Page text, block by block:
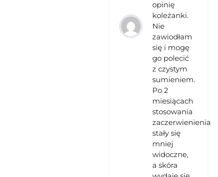
opinię
koleżanki.
Nie
zawiodłam
się i mogę
go polecić
z czystym
sumieniem.
Po 2
miesiącach
stosowania
zaczerwienienia
stały się
mniej
widoczne,
a skóra